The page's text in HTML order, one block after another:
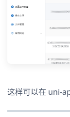
这样可以在 uni-